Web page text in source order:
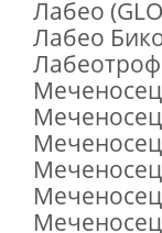
Лабео
Лабео